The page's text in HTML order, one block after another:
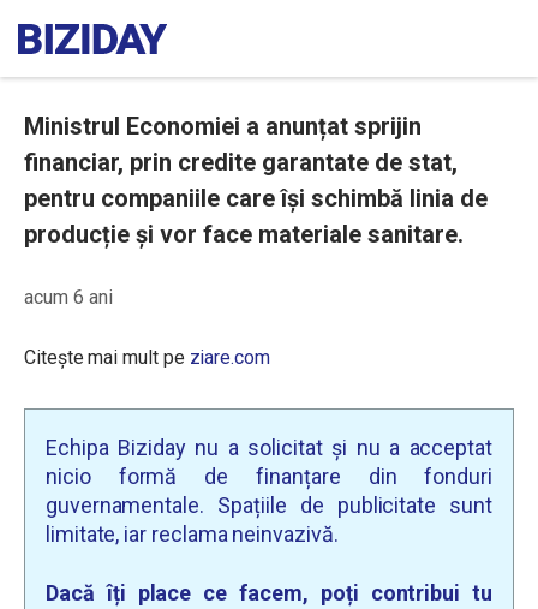
Ministrul Economiei a anunțat sprijin
financiar, prin credite garantate de stat,
pentru companiile care își schimbă linia de
producție și vor face materiale sanitare.
acum 6 ani
Citește mai mult pe ziare.com
Echipa Biziday nu a solicitat și nu a acceptat
nicio formă de finanțare din fonduri
guvernamentale. Spațiile de publicitate sunt
limitate, iar reclama neinvazivă.
Dacă îți place ce facem, poți contribui tu